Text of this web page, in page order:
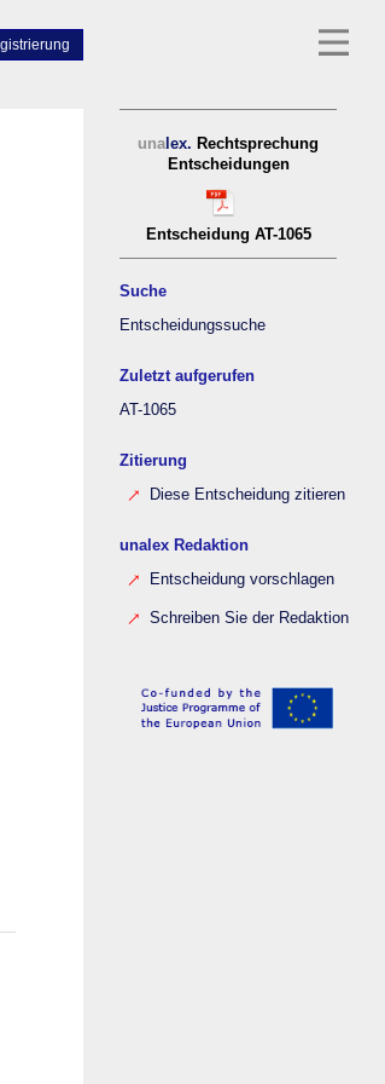
una lex. Rechtsprechung
Entscheidungen
Entscheidung AT-1065
Suche
Entscheidungssuche
Zuletzt aufgerufen
AT-1065
Zitierung
Diese Entscheidung zitieren
unalex Redaktion
Entscheidung vorschlagen
Schreiben Sie der Redaktion